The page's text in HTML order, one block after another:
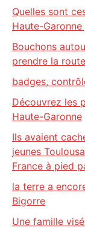
Quelles sont
Haute-Garonne
Bouchons
prendre la
badges,
Découvrez les
Haute-Garonne
Ils avaient
jeunes
France à pied
la terre a
Bigorre
Une famille